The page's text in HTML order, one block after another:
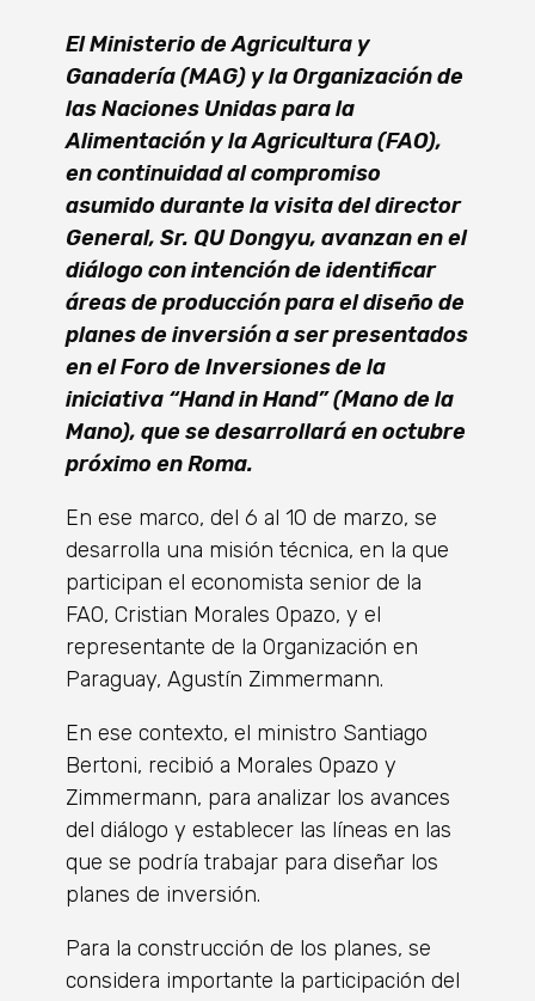
El Ministerio de Agricultura y
Ganadería (MAG) y la Organización de
las Naciones Unidas para la
Alimentación y la Agricultura (FAO),
en continuidad al compromiso
asumido durante la visita del director
General, Sr. QU Dongyu, avanzan en el
diálogo con intención de identificar
áreas de producción para el diseño de
planes de inversión a ser presentados
en el Foro de Inversiones de la
iniciativa “Hand in Hand” (Mano de la
Mano), que se desarrollará en octubre
próximo en Roma.
En ese marco, del 6 al 10 de marzo, se
desarrolla una misión técnica, en la que
participan el economista senior de la
FAO, Cristian Morales Opazo, y el
representante de la Organización en
Paraguay, Agustín Zimmermann.
En ese contexto, el ministro Santiago
Bertoni, recibió a Morales Opazo y
Zimmermann, para analizar los avances
del diálogo y establecer las líneas en las
que se podría trabajar para diseñar los
planes de inversión.
Para la construcción de los planes, se
considera importante la participación del